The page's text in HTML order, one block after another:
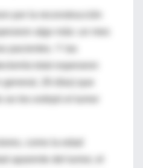
algo más: un mes
general, 26 días) que
se les extirpó el tumor
aparente del tumor, el